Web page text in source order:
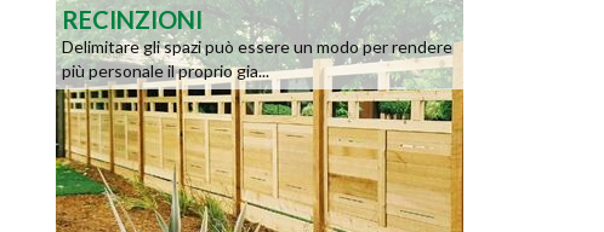
RECINZIONI
Delimitare gli spazi può essere un modo per rendere
più personale il proprio gia...